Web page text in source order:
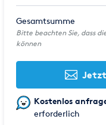
Gesamtsumme
Bitte beachten Sie, dass
können
Kostenlos
erforderlich